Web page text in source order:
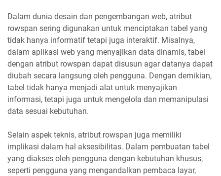
Dalam dunia desain dan pengembangan web, atribut
rowspan sering digunakan untuk menciptakan tabel yang
tidak hanya informatif tetapi juga interaktif. Misalnya,
dalam aplikasi web yang menyajikan data dinamis, tabel
dengan atribut rowspan dapat disusun agar datanya dapat
diubah secara langsung oleh pengguna. Dengan demikian,
tabel tidak hanya menjadi alat untuk menyajikan
informasi, tetapi juga untuk mengelola dan memanipulasi
data sesuai kebutuhan.
Selain aspek teknis, atribut rowspan juga memiliki
implikasi dalam hal aksesibilitas. Dalam pembuatan tabel
yang diakses oleh pengguna dengan kebutuhan khusus,
seperti pengguna yang mengandalkan pembaca layar,